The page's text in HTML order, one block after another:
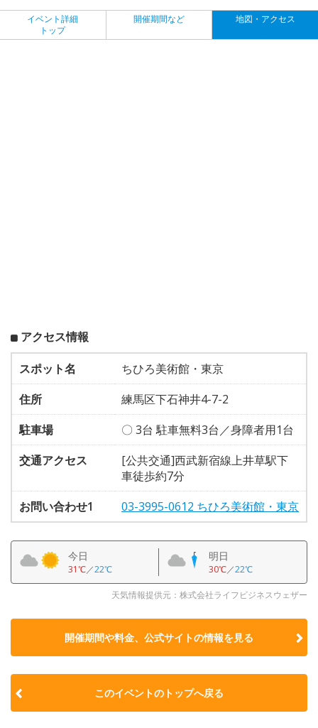
イベント詳細
トップ
開催期間など 地図・アクセス
アクセス情報
スポット名
ちひろ美術館・東京
住所
練馬区下石神井4-7-2
駐車場
〇 3台 駐車無料3台／身障者用1台
交通アクセス
[公共交通]西武新宿線上井草駅下
車徒歩約7分
お問い合わせ1
03-3995-0612 ちひろ美術館・東京
今日
31℃／22℃
明日
30℃／22℃
天気情報提供元：株式会社ライフビジネスウェザー
開催期間や料金、公式サイトの情報を見る
このイベントのトップへ戻る